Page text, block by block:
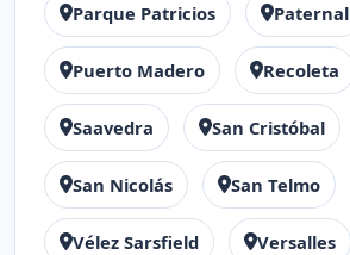
Parque Patricios Paternal
Puerto Madero Recoleta
Saavedra San Cristóbal
San Nicolás San Telmo
Vélez Sarsfield Versalles